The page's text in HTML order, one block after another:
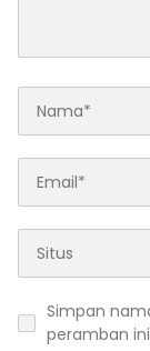
Simpan
peramban